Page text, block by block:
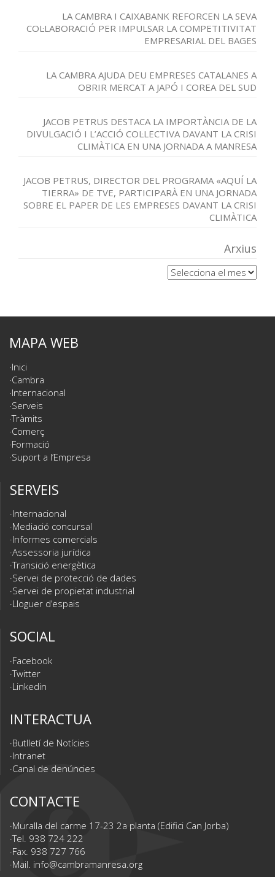
LA CAMBRA I CAIXABANK REFORCEN LA SEVA
COL·LABORACIÓ PER IMPULSAR LA COMPETITIVITAT
EMPRESARIAL DEL BAGES
LA CAMBRA AJUDA DEU EMPRESES CATALANES A
OBRIR MERCAT A JAPÓ I COREA DEL SUD
JACOB PETRUS DESTACA LA IMPORTÀNCIA DE LA
DIVULGACIÓ I L’ACCIÓ COL·LECTIVA DAVANT LA CRISI
CLIMÀTICA EN UNA JORNADA A MANRESA
JACOB PETRUS, DIRECTOR DEL PROGRAMA «AQUÍ LA
TIERRA» DE TVE, PARTICIPARÀ EN UNA JORNADA
SOBRE EL PAPER DE LES EMPRESES DAVANT LA CRISI
CLIMÀTICA
Arxius
Arxius
MAPA WEB
Inici
Cambra
Internacional
Serveis
Tràmits
Comerç
Formació
Suport a l’Empresa
SERVEIS
Internacional
Mediació concursal
Informes comercials
Assessoria jurídica
Transició energètica
Servei de protecció de dades
Servei de propietat industrial
Lloguer d’espais
SOCIAL
Facebook
Twitter
Linkedin
INTERACTUA
Butlletí de Notícies
Intranet
Canal de denúncies
CONTACTE
Muralla del carme 17-23 2a planta (Edifici Can Jorba)
Tel. 938 724 222
Fax. 938 727 766
Mail. info@cambramanresa.org